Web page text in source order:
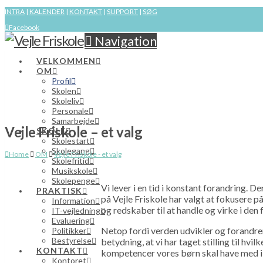
INTRA | KALENDER | KONTAKT | SUPPORT | SØG
Facebook
Navigation
VELKOMMEN
OM
Profil
Skolen
Skoleliv
Personale
Samarbejde
SKOLE
Skolestart
Skolegang
Skolefritid
Musikskole
Skolepenge
PRAKTISK
Information
IT-vejledning
Evaluering
Politikker
Bestyrelse
KONTAKT
Kontoret
Vejle Friskole – et valg
Home OM Vejle Friskole - et valg
Vi lever i en tid i konstant forandring.
på Vejle Friskole har valgt at fokusere
og redskaber til at handle og virke i
Netop fordi verden udvikler og
betydning, at vi har taget stilling til
kompetencer vores børn skal have med